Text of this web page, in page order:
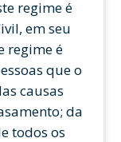
regime é
em seu
regime é
que o
causas
da
todos os